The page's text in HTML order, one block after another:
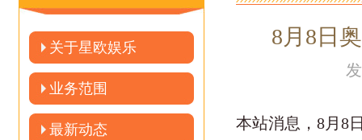
关于星欧娱乐
业务范围
最新动态
8月8日
本站消息，8月8